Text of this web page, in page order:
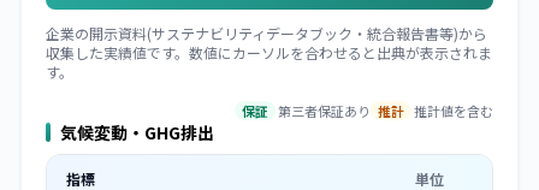
企業の開示資料(サステナビリティデータブック・統合報告書等)から
収集した実績値です。数値にカーソルを合わせると出典が表示されま
す。
保証 第三者保証あり 推計 推計値を含む
気候変動・GHG排出
指標 単位